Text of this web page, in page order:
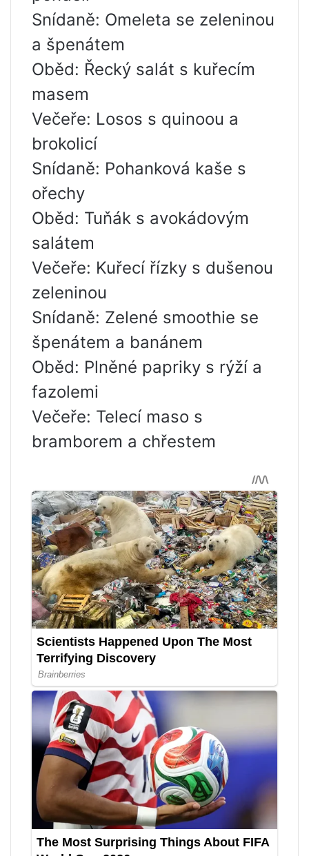
Snídaně: Omeleta se zeleninou
a špenátem
Oběd: Řecký salát s kuřecím
masem
Večeře: Losos s quinoou a
brokolicí
Snídaně: Pohanková kaše s
ořechy
Oběd: Tuňák s avokádovým
salátem
Večeře: Kuřecí řízky s dušenou
zeleninou
Snídaně: Zelené smoothie se
špenátem a banánem
Oběd: Plněné papriky s rýží a
fazolemi
Večeře: Telecí maso s
bramborem a chřestem